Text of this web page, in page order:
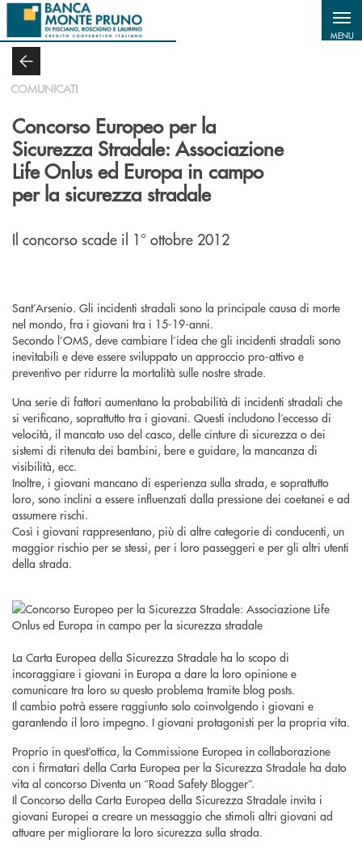
Salta al contenuto principale
MENU
COMUNICATI
Concorso Europeo per la
Sicurezza Stradale: Associazione
Life Onlus ed Europa in campo
per la sicurezza stradale
Il concorso scade il 1° ottobre 2012
Sant’Arsenio. Gli incidenti stradali sono la principale causa di morte
nel mondo, fra i giovani tra i 15-19-anni.
Secondo l’OMS, deve cambiare l’idea che gli incidenti stradali sono
inevitabili e deve essere sviluppato un approccio pro-attivo e
preventivo per ridurre la mortalità sulle nostre strade.
Una serie di fattori aumentano la probabilità di incidenti stradali che
si verificano, soprattutto tra i giovani. Questi includono l’eccesso di
velocità, il mancato uso del casco, delle cinture di sicurezza o dei
sistemi di ritenuta dei bambini, bere e guidare, la mancanza di
visibilità, ecc.
Inoltre, i giovani mancano di esperienza sulla strada, e soprattutto
loro, sono inclini a essere influenzati dalla pressione dei coetanei e ad
assumere rischi.
Così i giovani rappresentano, più di altre categorie di conducenti, un
maggior rischio per se stessi, per i loro passeggeri e per gli altri utenti
della strada.
La Carta Europea della Sicurezza Stradale ha lo scopo di
incoraggiare i giovani in Europa a dare la loro opinione e
comunicare tra loro su questo problema tramite blog posts.
Il cambio potrà essere raggiunto solo coinvolgendo i giovani e
garantendo il loro impegno. I giovani protagonisti per la propria vita.
Proprio in quest’ottica, la Commissione Europea in collaborazione
con i firmatari della Carta Europea per la Sicurezza Stradale ha dato
vita al concorso Diventa un “Road Safety Blogger”.
Il Concorso della Carta Europea della Sicurezza Stradale invita i
giovani Europei a creare un messaggio che stimoli altri giovani ad
attuare per migliorare la loro sicurezza sulla strada.